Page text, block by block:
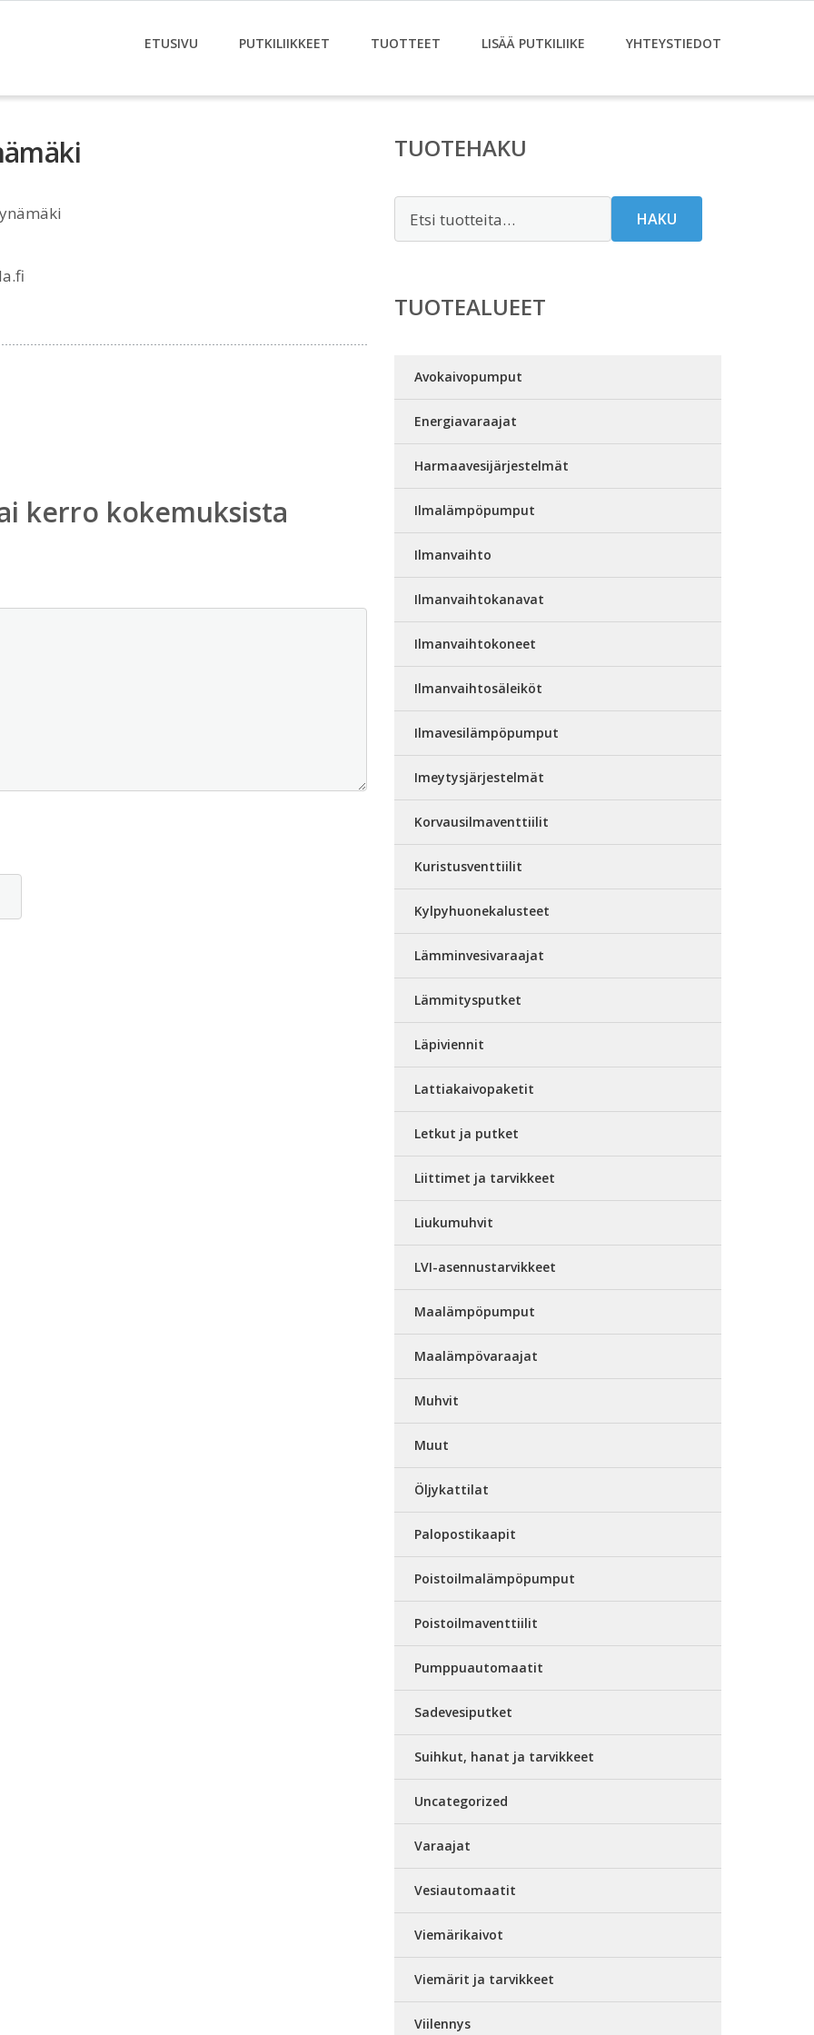
ETUSIVU PUTKILIIKKEET TUOTTEET LISÄÄ PUTKILIIKE YHTEYSTIEDOT
kerro kokemuksista
TUOTEHAKU
HAKU
TUOTEALUEET
Avokaivopumput
Energiavaraajat
Harmaavesijärjestelmät
Ilmalämpöpumput
Ilmanvaihto
Ilmanvaihtokanavat
Ilmanvaihtokoneet
Ilmanvaihtosäleiköt
Ilmavesilämpöpumput
Imeytysjärjestelmät
Korvausilmaventtiilit
Kuristusventtiilit
Kylpyhuonekalusteet
Lämminvesivaraajat
Lämmitysputket
Läpiviennit
Lattiakaivopaketit
Letkut ja putket
Liittimet ja tarvikkeet
Liukumuhvit
LVI-asennustarvikkeet
Maalämpöpumput
Maalämpövaraajat
Muhvit
Muut
Öljykattilat
Palopostikaapit
Poistoilmalämpöpumput
Poistoilmaventtiilit
Pumppuautomaatit
Sadevesiputket
Suihkut, hanat ja tarvikkeet
Uncategorized
Varaajat
Vesiautomaatit
Viemärikaivot
Viemärit ja tarvikkeet
Viilennys